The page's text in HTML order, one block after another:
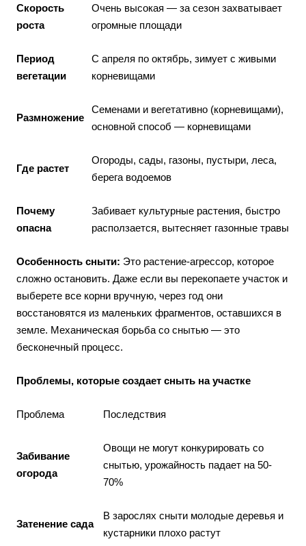
Скорость
роста
Очень высокая — за сезон захватывает
огромные площади
Период
вегетации
С апреля по октябрь, зимует с живыми
корневищами
Размножение
Семенами и вегетативно (корневищами),
основной способ — корневищами
Где растет
Огороды, сады, газоны, пустыри, леса,
берега водоемов
Почему
опасна
Забивает культурные растения, быстро
расползается, вытесняет газонные травы
Особенность сныти: Это растение-агрессор, которое
сложно остановить. Даже если вы перекопаете участок и
выберете все корни вручную, через год они
восстановятся из маленьких фрагментов, оставшихся в
земле. Механическая борьба со снытью — это
бесконечный процесс.
Проблемы, которые создает сныть на участке
Проблема Последствия
Забивание
огорода
Овощи не могут конкурировать со
снытью, урожайность падает на 50-
70%
Затенение сада
В зарослях сныти молодые деревья и
кустарники плохо растут